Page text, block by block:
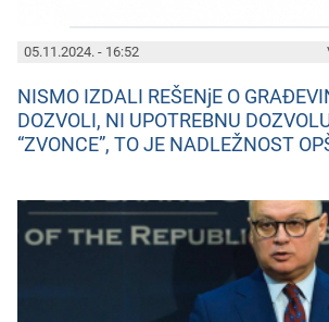
05.11.2024. - 16:52
NISMO IZDALI REŠENjE O
DOZVOLI, NI UPOTREBNU
“ZVONCE”, TO JE NADLEŽNOST